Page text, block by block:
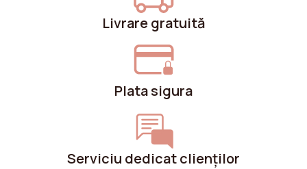
Livrare gratuită
Plata sigura
Serviciu dedicat clienților